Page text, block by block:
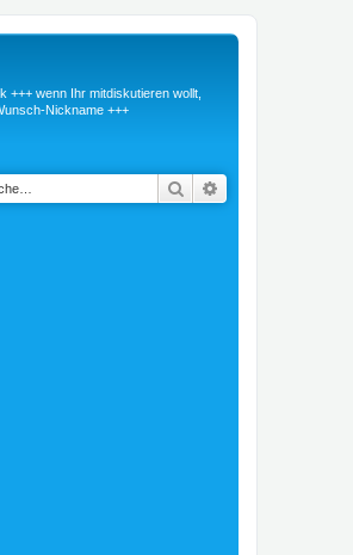
wenn Ihr mitdiskutieren wollt,
Nickname +++
Suche